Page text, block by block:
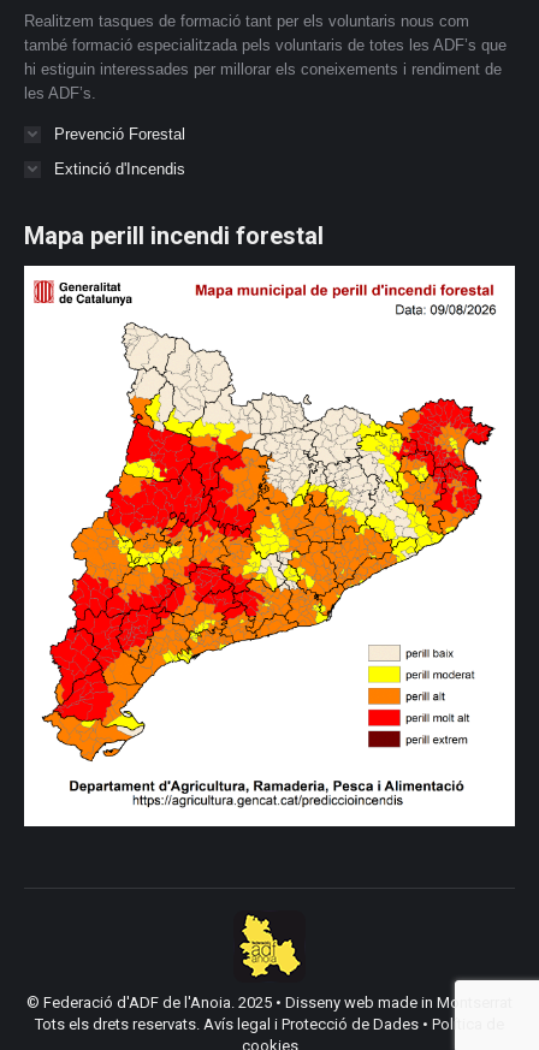
Realitzem tasques de formació tant per els voluntaris nous com
també formació especialitzada pels voluntaris de totes les ADF’s que
hi estiguin interessades per millorar els coneixements i rendiment de
les ADF’s.
Prevenció Forestal
Extinció d'Incendis
Mapa perill incendi forestal
© Federació d'ADF de l'Anoia. 2025 • Disseny web made in Montserrat
Tots els drets reservats. Avís legal i Protecció de Dades • Política de
cookies